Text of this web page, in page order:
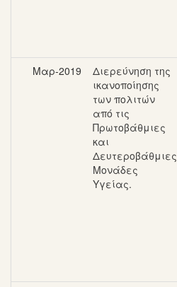
Μαρ-2019
Διερεύνηση της
ικανοποίησης
των πολιτών
από τις
Πρωτοβάθμιες
και
Δευτεροβάθμιες
Μονάδες
Υγείας.